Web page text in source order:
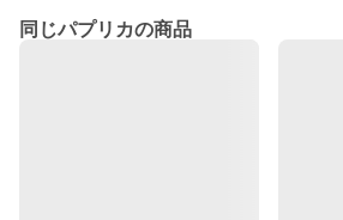
同じパプリカの商品